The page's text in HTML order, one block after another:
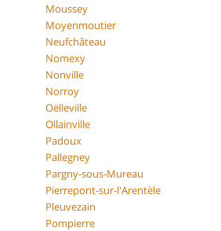
Moussey
Moyenmoutier
Neufchâteau
Nomexy
Nonville
Norroy
Oëlleville
Ollainville
Padoux
Pallegney
Pargny-sous-Mureau
Pierrepont-sur-l'Arentèle
Pleuvezain
Pompierre